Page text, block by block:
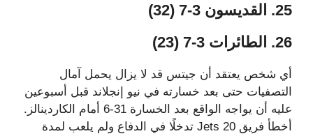
25. القديسون 3-7 (32)
26. الطائرات 3-7 (23)
أي شخص يعتقد أن جيتس قد لا يزال يحمل آمال
التصفيات حتى بعد خسارته في نيو إنجلاند قبل أسبوعين
عليه أن يواجه الواقع بعد الخسارة 31-6 أمام الكاردينالز.
أخطأ فريق Jets 20 تدخلًا في الدفاع ولم يلعب لمدة